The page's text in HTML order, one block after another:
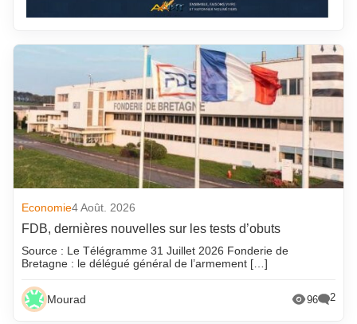
Economie4 Août. 2026
FDB, dernières nouvelles sur les tests d’obuts
Source : Le Télégramme 31 Juillet 2026 Fonderie de
Bretagne : le délégué général de l’armement […]
Mourad 96 2